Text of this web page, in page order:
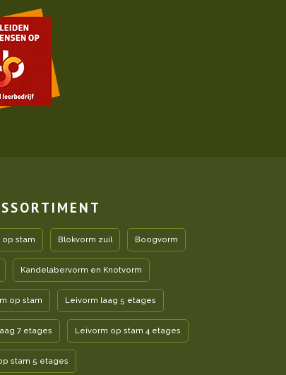
op stam Blokvorm zuil Boogvorm
Kandelabervorm en Knotvorm
op stam Leivorm laag 5 etages
7 etages Leivorm op stam 4 etages
stam 5 etages